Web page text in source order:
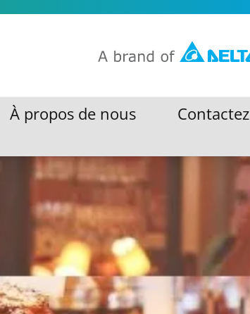
À propos de nous
À propos de nous Contactez
Contactez